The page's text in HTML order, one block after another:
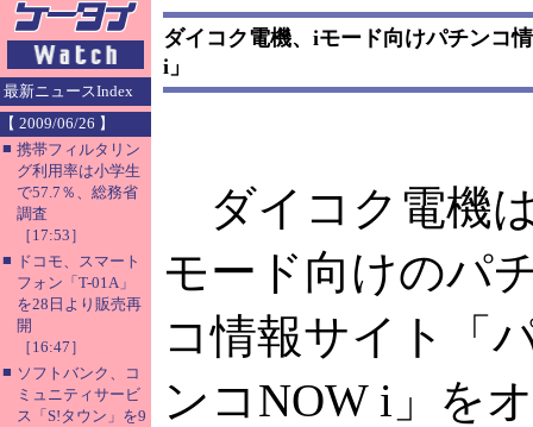
最新ニュースIndex
【 2009/06/26 】
■ 携帯フィルタリン
グ利用率は小学生
で57.7％、総務省
調査
［17:53］
■ ドコモ、スマート
フォン「T-01A」
を28日より販売再
開
［16:47］
■ ソフトバンク、コ
ミュニティサービ
ス「S!タウン」を9
ダイコク電機、iモード向けパチンコ
i」
ダイコク電機
モード向けのパ
コ情報サイト「
ンコNOW i」を